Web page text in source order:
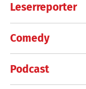
Leserreporter
Comedy
Podcast